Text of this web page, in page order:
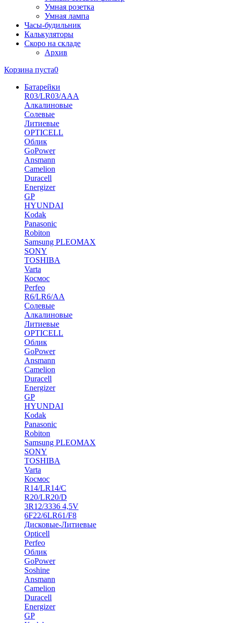
Умная розетка
Умная лампа
Часы-будильник
Калькуляторы
Скоро на складе
Архив
Корзина пуста0
Батарейки
R03/LR03/AAA
Алкалиновые
Солевые
Литиевые
OPTICELL
Облик
GoPower
Ansmann
Camelion
Duracell
Energizer
GP
HYUNDAI
Kodak
Panasonic
Robiton
Samsung PLEOMAX
SONY
TOSHIBA
Varta
Космос
Perfeo
R6/LR6/AA
Солевые
Алкалиновые
Литиевые
OPTICELL
Облик
GoPower
Ansmann
Camelion
Duracell
Energizer
GP
HYUNDAI
Kodak
Panasonic
Robiton
Samsung PLEOMAX
SONY
TOSHIBA
Varta
Космос
R14/LR14/C
R20/LR20/D
3R12/3336 4,5V
6F22/6LR61/F8
Дисковые-Литиевые
Opticell
Perfeo
Облик
GoPower
Soshine
Ansmann
Camelion
Duracell
Energizer
GP